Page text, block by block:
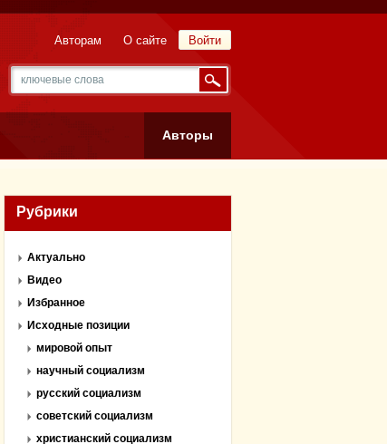
Войти
Авторам О сайте
Авторы
Рубрики
Актуально
Видео
Избранное
Исходные позиции
мировой опыт
научный социализм
русский социализм
советский социализм
христианский социализм